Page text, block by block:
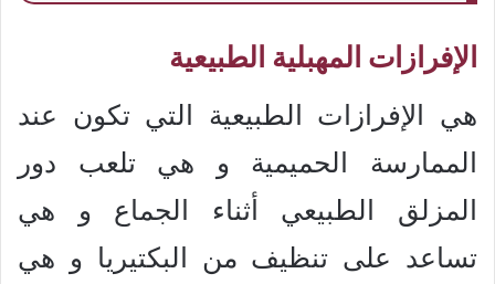
الإفرازات المهبلية الطبيعية
هي الإفرازات الطبيعية التي تكون عند
الممارسة الحميمية و هي تلعب دور
المزلق الطبيعي أثناء الجماع و هي
تساعد على تنظيف من البكتيريا و هي